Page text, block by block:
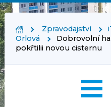
Zpravodajství
Orlová
Dobrovolní
pokřtilii novou cisternu